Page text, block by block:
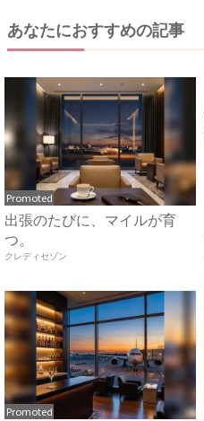
あなたにおすすめの記事
Promoted
出張のたびに、マイルが育
つ。
クレディセゾン
Promoted